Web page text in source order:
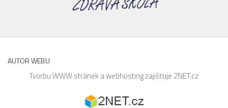
AUTOR WEBU
Tvorbu WWW stránek a webhosting zajišťuje 2NET.cz